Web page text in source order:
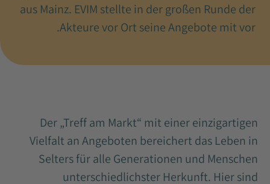
aus Mainz. EVIM stellte in der großen Runde der
Akteure vor Ort seine Angebote mit vor.
Der „Treff am Markt“ mit einer einzigartigen
Vielfalt an Angeboten bereichert das Leben in
Selters für alle Generationen und Menschen
unterschiedlichster Herkunft. Hier sind